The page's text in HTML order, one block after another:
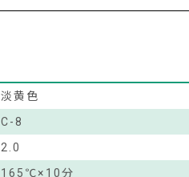
淡黄色
C-8
2.0
165℃×10分